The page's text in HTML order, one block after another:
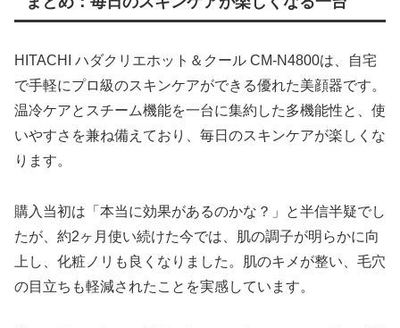
HITACHI ハダクリエホット＆クール CM-N4800は、自宅
で手軽にプロ級のスキンケアができる優れた美顔器です。
温冷ケアとスチーム機能を一台に集約した多機能性と、使
いやすさを兼ね備えており、毎日のスキンケアが楽しくな
ります。
購入当初は「本当に効果があるのかな？」と半信半疑でし
たが、約2ヶ月使い続けた今では、肌の調子が明らかに向
上し、化粧ノリも良くなりました。肌のキメが整い、毛穴
の目立ちも軽減されたことを実感しています。